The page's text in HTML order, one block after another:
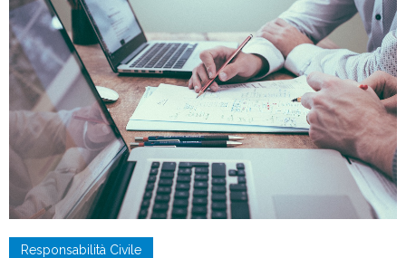
Responsabilità Civile